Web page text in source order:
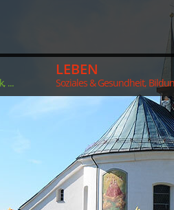
...
LEBEN
Soziales & Gesundheit,